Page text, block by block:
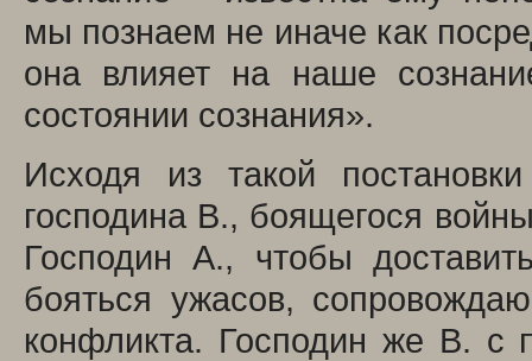
мы познаем не иначе как
она влияет на наше
состоянии сознания».
Исходя из такой
господина B., боящегося
Господин А., чтобы
бояться ужасов,
конфликта. Господин же В. с